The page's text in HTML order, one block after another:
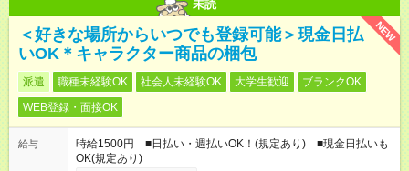
未読
NEW
＜好きな場所からいつでも登録可能＞現金日払
いOK＊キャラクター商品の梱包
派遣 職種未経験OK 社会人未経験OK 大学生歓迎
ブランクOK
WEB登録・面接OK
給与
時給1500円 ■日払い・週払いOK！(規定あり) ■現金日払いも
OK(規定あり)